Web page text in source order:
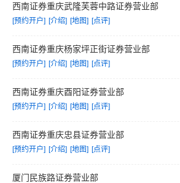
西南证券重庆武隆芙蓉中路证券营业部
[预约开户] [介绍] [地图] [点评]
西南证券重庆杨家坪正街证券营业部
[预约开户] [介绍] [地图] [点评]
西南证券重庆酉阳证券营业部
[预约开户] [介绍] [地图] [点评]
西南证券重庆忠县证券营业部
[预约开户] [介绍] [地图] [点评]
厦门民族路证券营业部